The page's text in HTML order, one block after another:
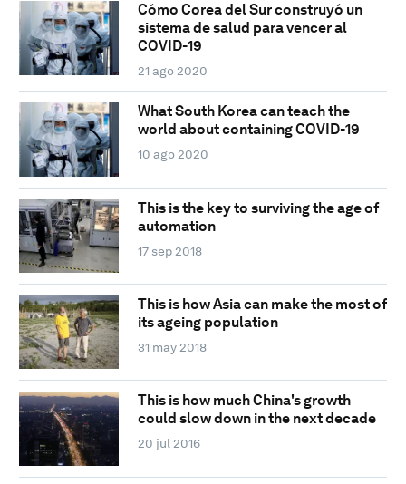
Cómo Corea del Sur construyó un
sistema de salud para vencer al
COVID-19
21 ago 2020
What South Korea can teach the
world about containing COVID-19
10 ago 2020
This is the key to surviving the age of
automation
17 sep 2018
This is how Asia can make the most of
its ageing population
31 may 2018
This is how much China's growth
could slow down in the next decade
20 jul 2016